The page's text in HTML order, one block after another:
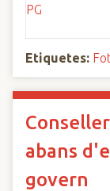
Etiquetes:
abans
govern